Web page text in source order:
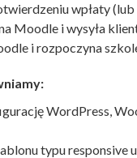
wpłaty
Moodle i wysyła
i rozpoczyna
WordPress,
typu responsive